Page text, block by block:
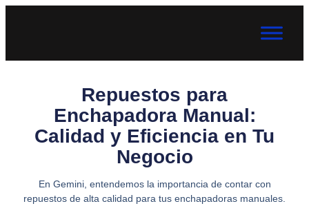
Repuestos para
Enchapadora Manual:
Calidad y Eficiencia en Tu
Negocio
En Gemini, entendemos la importancia de contar con
repuestos de alta calidad para tus enchapadoras manuales.